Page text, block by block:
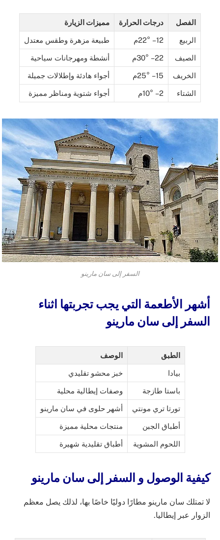
الفصل درجات الحرارة مميزات الزيارة
الربيع 12 – 22°م طبيعة مزهرة وطقس معتدل
الصيف 22 – 30°م أنشطة ومهرجانات سياحية
الخريف 15 – 25°م أجواء هادئة وإطلالات جميلة
الشتاء 2 – 10°م أجواء شتوية ومناظر مميزة
السفر إلى سان مارينو
أشهر الأطعمة التي يجب تجربتها اثناء
السفر إلى سان مارينو
الطبق الوصف
بيادا خبز محشو تقليدي
باستا طازجة وصفات إيطالية محلية
تورتا تري مونتي أشهر حلوى في سان مارينو
أطباق الجبن منتجات محلية مميزة
اللحوم المشوية أطباق تقليدية شهيرة
كيفية الوصول و السفر إلى سان مارينو
لا تمتلك سان مارينو مطارًا دوليًا خاصًا بها، لذلك يصل معظم
الزوار عبر إيطاليا.